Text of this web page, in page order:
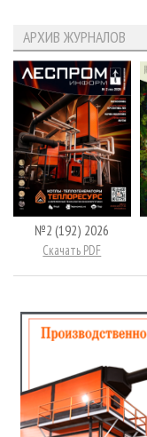
АРХИВ ЖУРНАЛОВ
№2 (192) 2026
Скачать PDF